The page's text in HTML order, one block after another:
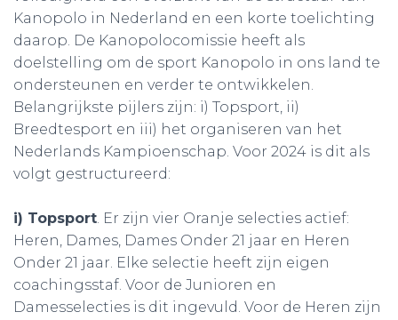
Kanopolo in Nederland en een korte toelichting
daarop. De Kanopolocomissie heeft als
doelstelling om de sport Kanopolo in ons land te
ondersteunen en verder te ontwikkelen.
Belangrijkste pijlers zijn: i) Topsport, ii)
Breedtesport en iii) het organiseren van het
Nederlands Kampioenschap. Voor 2024 is dit als
volgt gestructureerd:
i) Topsport. Er zijn vier Oranje selecties actief:
Heren, Dames, Dames Onder 21 jaar en Heren
Onder 21 jaar. Elke selectie heeft zijn eigen
coachingsstaf. Voor de Junioren en
Damesselecties is dit ingevuld. Voor de Heren zijn